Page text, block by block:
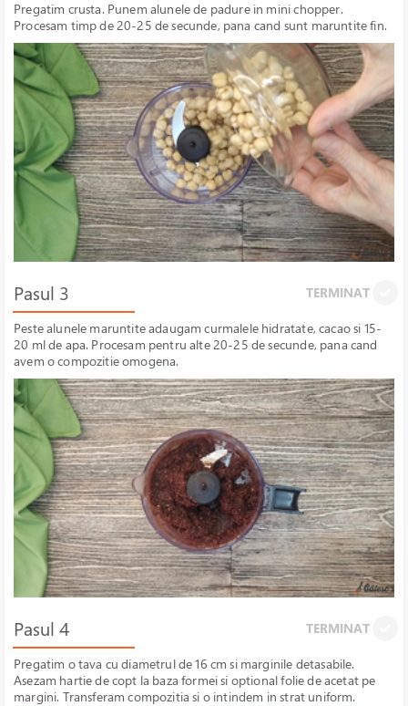
Pregatim crusta. Punem alunele de padure in mini chopper.
Procesam timp de 20-25 de secunde, pana cand sunt maruntite fin.
Pasul 3 TERMINAT
Peste alunele maruntite adaugam curmalele hidratate, cacao si 15-
20 ml de apa. Procesam pentru alte 20-25 de secunde, pana cand
avem o compozitie omogena.
Pasul 4 TERMINAT
Pregatim o tava cu diametrul de 16 cm si marginile detasabile.
Asezam hartie de copt la baza formei si optional folie de acetat pe
margini. Transferam compozitia si o intindem in strat uniform.